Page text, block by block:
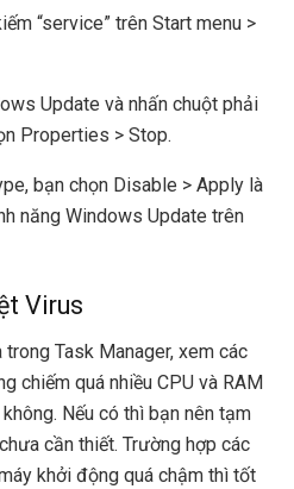
“service” trên Start menu >
Update và nhấn chuột phải
Properties > Stop.
bạn chọn Disable > Apply là
năng Windows Update trên
Virus
Task Manager, xem các
chiếm quá nhiều CPU và RAM
Nếu có thì bạn nên tạm
cần thiết. Trường hợp các
khởi động quá chậm thì tốt